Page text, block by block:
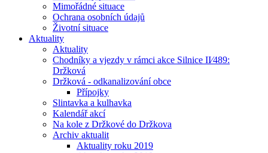
Mimořádné situace
Ochrana osobních údajů
Životní situace
Aktuality
Aktuality
Chodníky a vjezdy v rámci akce Silnice II⁄489:
Držková
Držková - odkanalizování obce
Přípojky
Slintavka a kulhavka
Kalendář akcí
Na kole z Držkové do Držkova
Archiv aktualit
Aktuality roku 2019